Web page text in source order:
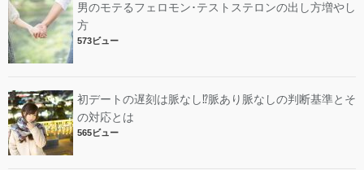
男のモテるフェロモン･テストステロンの出し方増やし
方
573ビュー
初デートの遅刻は脈なし⁉︎脈あり脈なしの判断基準とそ
の対応とは
565ビュー